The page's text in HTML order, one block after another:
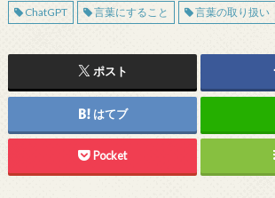
ChatGPT
言葉にすること 言葉の取り扱い
ポスト
はてブ
Pocket